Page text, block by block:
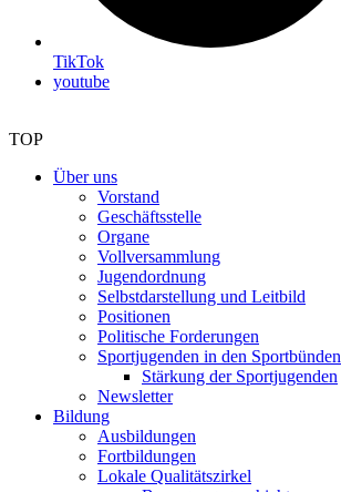
TikTok
youtube
TOP
Über uns
Vorstand
Geschäftsstelle
Organe
Vollversammlung
Jugendordnung
Selbstdarstellung und Leitbild
Positionen
Politische Forderungen
Sportjugenden in den Sportbünden
Stärkung der Sportjugenden
Newsletter
Bildung
Ausbildungen
Fortbildungen
Lokale Qualitätszirkel